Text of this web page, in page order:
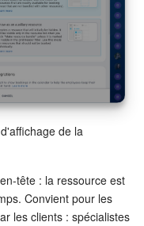
de la
tête : la ressource est
Convient pour les
les clients : spécialistes